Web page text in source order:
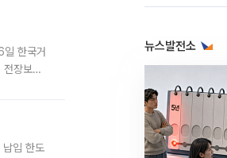
한국거
장보다
납입 한도
뉴스발전소